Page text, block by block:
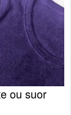
ou suor